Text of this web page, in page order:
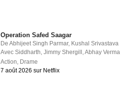
Operation Safed Saagar
DeAbhijeet Singh Parmar, Kushal Srivastava
AvecSiddharth,Jimmy Shergill ,Abhay Verma
Action, Drame
7 août 2026 sur Netflix